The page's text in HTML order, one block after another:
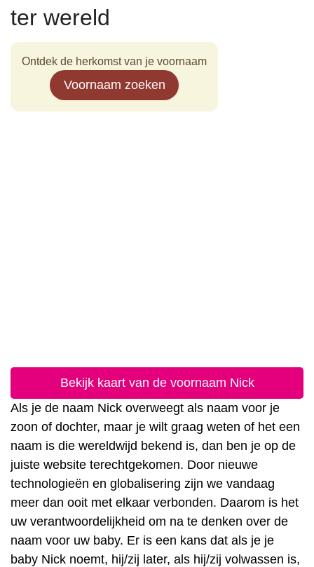
ter wereld
Ontdek de herkomst van je voornaam
Voornaam zoeken
Bekijk kaart van de voornaam Nick
Als je de naam Nick overweegt als naam voor je
zoon of dochter, maar je wilt graag weten of het een
naam is die wereldwijd bekend is, dan ben je op de
juiste website terechtgekomen. Door nieuwe
technologieën en globalisering zijn we vandaag
meer dan ooit met elkaar verbonden. Daarom is het
uw verantwoordelijkheid om na te denken over de
naam voor uw baby. Er is een kans dat als je je
baby Nick noemt, hij/zij later, als hij/zij volwassen is,